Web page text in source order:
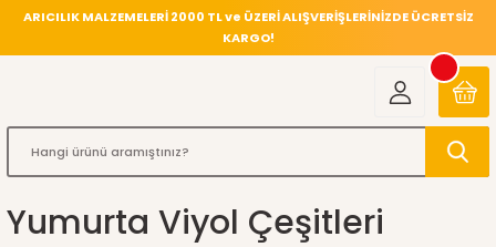
ARICILIK MALZEMELERİ 2000 TL ve ÜZERİ ALIŞVERİŞLERİNİZDE ÜCRETSİZ
KARGO!
Yumurta Viyol Çeşitleri